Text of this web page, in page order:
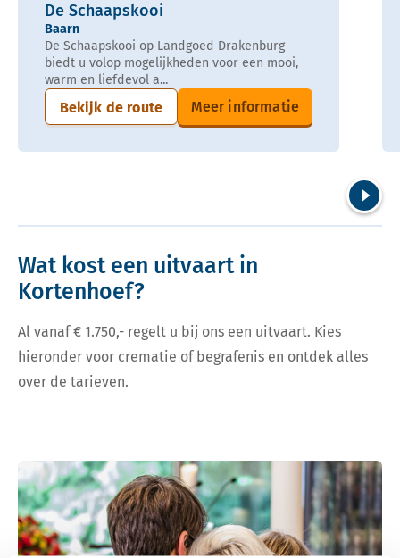
De Schaapskooi
Baarn
De Schaapskooi op Landgoed Drakenburg
biedt u volop mogelijkheden voor een mooi,
warm en liefdevol a...
Bekijk de route Meer informatie
Wat kost een uitvaart in
Kortenhoef?
Al vanaf € 1.750,- regelt u bij ons een uitvaart. Kies
hieronder voor crematie of begrafenis en ontdek alles
over de tarieven.
Bekijk tarieven voor crematie